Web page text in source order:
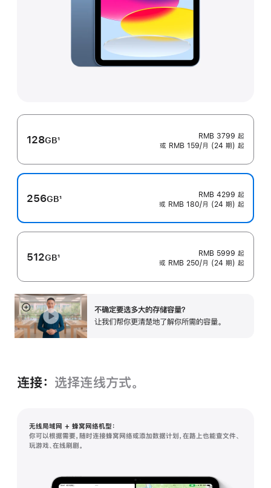
128GB
注
1
RMB 3799 起
或 RMB 159/月 (24 期) 起
256GB
注
1
RMB 4299 起
或 RMB 180/月 (24 期) 起
512GB
注
1
RMB 5999 起
或 RMB 250/月 (24 期) 起
不确定要选多大的存储容⁠量？
让我们帮你更清楚地了解你所需的容量。
展
开
连接： 选择连线方式。
无线局域网 + 蜂窝网络机型：
你可以根据需要，随时连接蜂窝网络或添加数据计划，在路上也能查文件、
玩游戏、在线刷剧。